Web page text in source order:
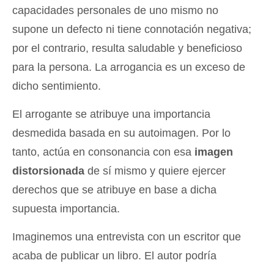
capacidades personales de uno mismo no
supone un defecto ni tiene connotación negativa;
por el contrario, resulta saludable y beneficioso
para la persona. La arrogancia es un exceso de
dicho sentimiento.
El arrogante se atribuye una importancia
desmedida basada en su autoimagen. Por lo
tanto, actúa en consonancia con esa imagen
distorsionada de sí mismo y quiere ejercer
derechos que se atribuye en base a dicha
supuesta importancia.
Imaginemos una entrevista con un escritor que
acaba de publicar un libro. El autor podría